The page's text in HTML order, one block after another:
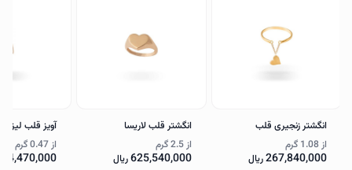
انگشتر زنجیری قلب
از1.08 گرم
267,840,000ریال
انگشتر قلب لاریسا
از2.5 گرم
625,540,000ریال
آویز قلب
از0.47 گرم